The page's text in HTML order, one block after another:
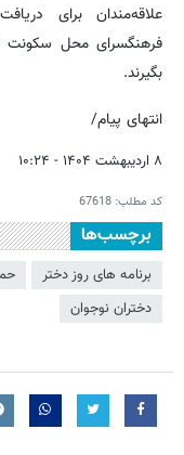
علاقه‌مندان برای
بگیرند.
انتهای پیام/
۸ اردیبهشت ۱۴۰۴ - ۱۰:۲۴
کد مطلب: 67618
برچسب‌ها
برنامه های روز دختر
دختران نوجوان